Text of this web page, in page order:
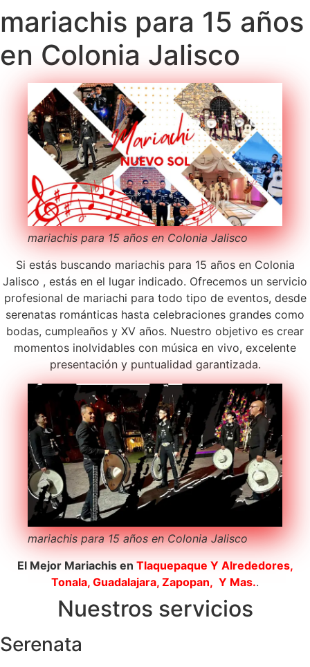
mariachis para 15 años
en Colonia Jalisco
mariachis para 15 años en Colonia Jalisco
Si estás buscando mariachis para 15 años en Colonia
Jalisco , estás en el lugar indicado. Ofrecemos un servicio
profesional de mariachi para todo tipo de eventos, desde
serenatas románticas hasta celebraciones grandes como
bodas, cumpleaños y XV años. Nuestro objetivo es crear
momentos inolvidables con música en vivo, excelente
presentación y puntualidad garantizada.
mariachis para 15 años en Colonia Jalisco
El Mejor Mariachis en Tlaquepaque Y Alrededores,
Tonala, Guadalajara, Zapopan, Y Mas..
Nuestros servicios
Serenata